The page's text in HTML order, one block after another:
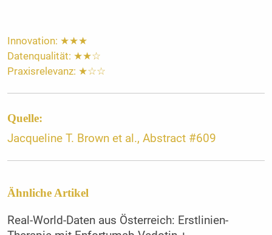
Innovation: ★★★
Datenqualität: ★★☆
Praxisrelevanz: ★☆☆
Quelle:
Jacqueline T. Brown et al., Abstract #609
Ähnliche Artikel
Real-World-Daten aus Österreich: Erstlinien-